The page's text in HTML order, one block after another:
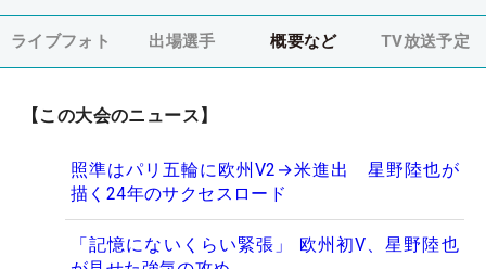
ライブフォト 出場選手 概要など TV放送予定
【この大会のニュース】
照準はパリ五輪に欧州V2→米進出 星野陸也が
描く24年のサクセスロード
「記憶にないくらい緊張」 欧州初V、星野陸也